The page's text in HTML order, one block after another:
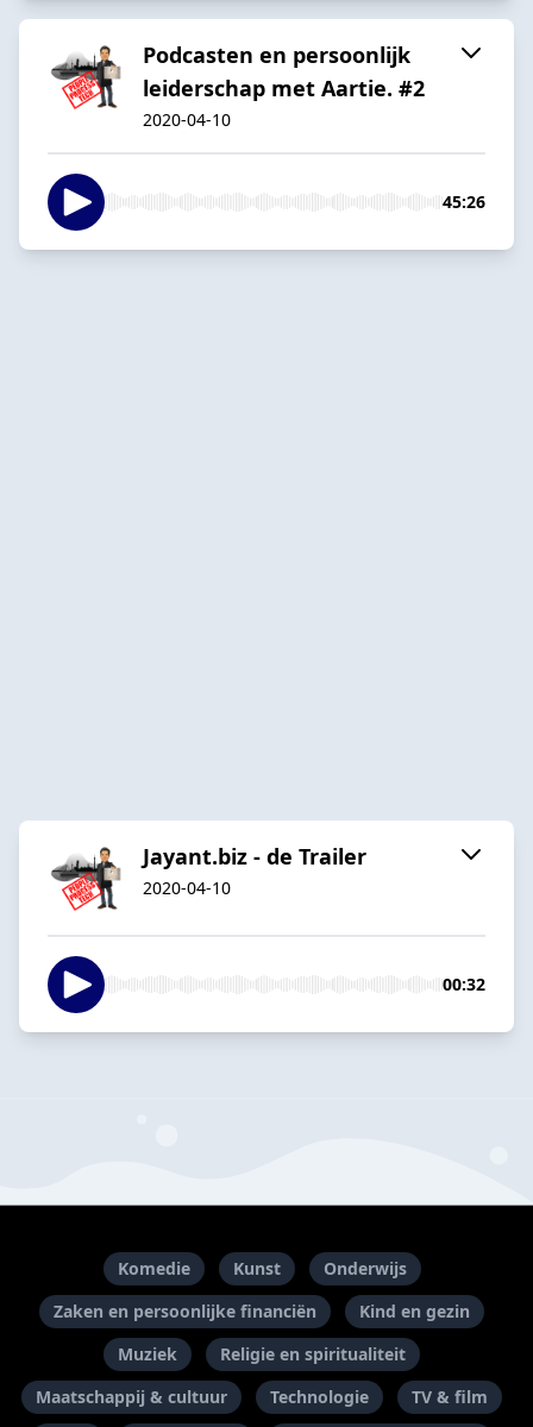
Podcasten en persoonlijk
leiderschap met Aartie. #2
2020-04-10
45:26
Jayant.biz - de Trailer
2020-04-10
00:32
Komedie Kunst
Onderwijs
Zaken en persoonlijke financiën
Kind en gezin
Muziek
Religie en spiritualiteit
Maatschappij & cultuur
Technologie TV & film